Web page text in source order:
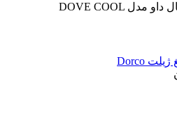
مام کلینیکال داو مدل DOVE COOL